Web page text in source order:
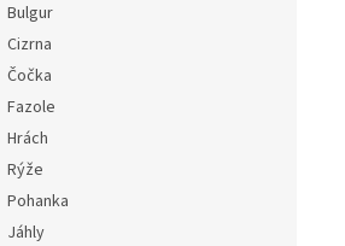
Bulgur
Cizrna
Čočka
Fazole
Hrách
Rýže
Pohanka
Jáhly